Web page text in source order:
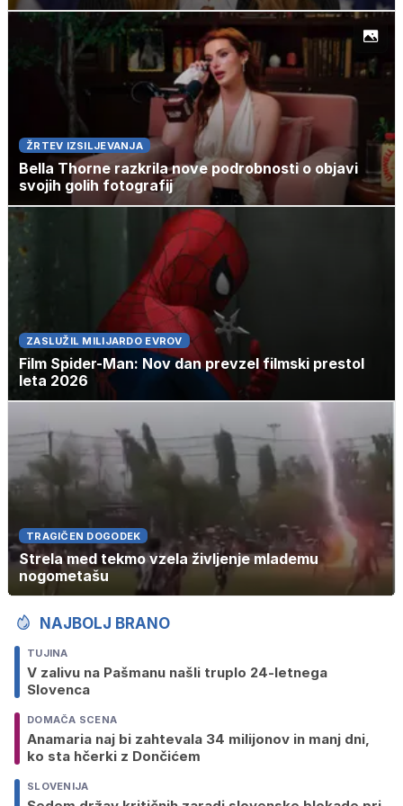
ŽRTEV IZSILJEVANJA
Bella Thorne razkrila nove podrobnosti o objavi
svojih golih fotografij
ZASLUŽIL MILIJARDO EVROV
Film Spider-Man: Nov dan prevzel filmski prestol
leta 2026
TRAGIČEN DOGODEK
Strela med tekmo vzela življenje mlademu
nogometašu
NAJBOLJ BRANO
TUJINA
V zalivu na Pašmanu našli truplo 24-letnega
Slovenca
DOMAČA SCENA
Anamaria naj bi zahtevala 34 milijonov in manj dni,
ko sta hčerki z Dončićem
SLOVENIJA